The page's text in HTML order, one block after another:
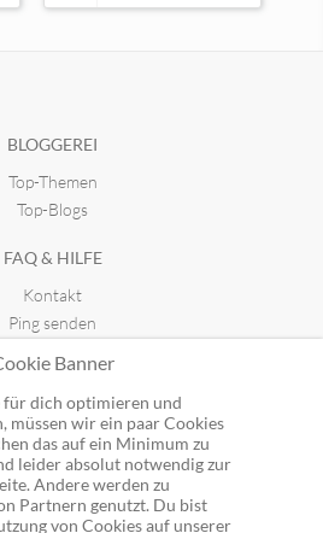
BLOGGEREI
Top-Themen
Top-Blogs
FAQ & HILFE
Kontakt
Ping senden
GUTSCHEINE
Gutscheine
Alle Shops
Banner
dich optimieren und
müssen wir ein paar Cookies
das auf ein Minimum zu
leider absolut notwendig zur
Andere werden zu
Partnern genutzt. Du bist
von Cookies auf unserer